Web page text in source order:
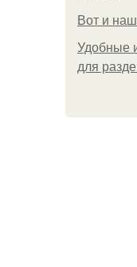
Boт и
Удобные
для